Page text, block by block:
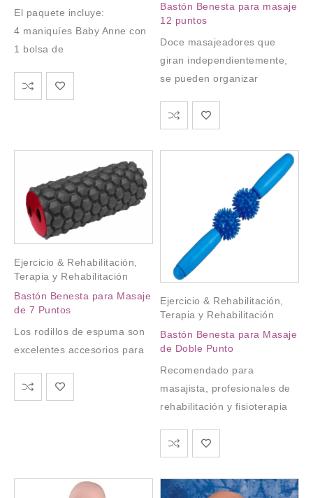
El paquete incluye:
4 maniquíes Baby Anne con
1 bolsa de
Bastón Benesta para masaje
12 puntos
Doce masajeadores que
giran independientemente,
se pueden organizar
Ejercicio & Rehabilitación
Terapia y Rehabilitación
Bastón Benesta para Masaje
de 7 Puntos
Los rodillos de espuma son
excelentes accesorios para
Ejercicio & Rehabilitación
Terapia y Rehabilitación
Bastón Benesta para Masaje
de Doble Punto
Recomendado para
masajista, profesionales de
rehabilitación y fisioterapia